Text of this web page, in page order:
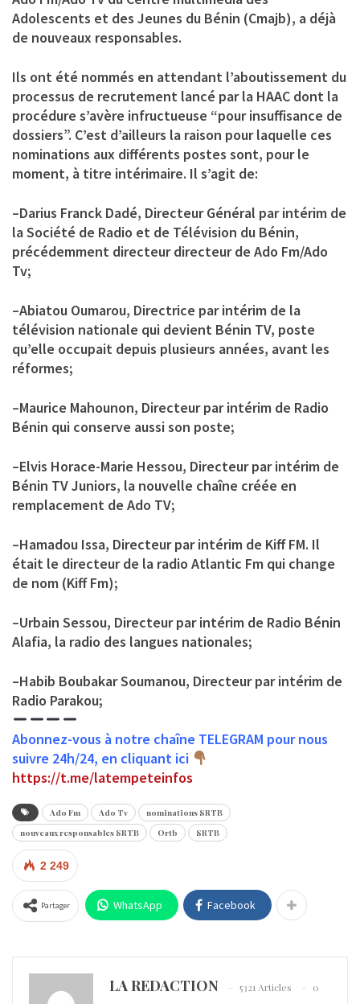
Adolescents et des Jeunes du Bénin (Cmajb), a déjà
de nouveaux responsables.
Ils ont été nommés en attendant l’aboutissement du
processus de recrutement lancé par la HAAC dont la
procédure s’avère infructueuse “pour insuffisance de
dossiers”. C’est d’ailleurs la raison pour laquelle ces
nominations aux différents postes sont, pour le
moment, à titre intérimaire. Il s’agit de:
–Darius Franck Dadé, Directeur Général par intérim de
la Société de Radio et de Télévision du Bénin,
précédemment directeur directeur de Ado Fm/Ado
Tv;
–Abiatou Oumarou, Directrice par intérim de la
télévision nationale qui devient Bénin TV, poste
qu’elle occupait depuis plusieurs années, avant les
réformes;
–Maurice Mahounon, Directeur par intérim de Radio
Bénin qui conserve aussi son poste;
–Elvis Horace-Marie Hessou, Directeur par intérim de
Bénin TV Juniors, la nouvelle chaîne créée en
remplacement de Ado TV;
–Hamadou Issa, Directeur par intérim de Kiff FM. Il
était le directeur de la radio Atlantic Fm qui change
de nom (Kiff Fm);
–Urbain Sessou, Directeur par intérim de Radio Bénin
Alafia, la radio des langues nationales;
–Habib Boubakar Soumanou, Directeur par intérim de
Radio Parakou;
Abonnez-vous à notre chaîne TELEGRAM pour nous
suivre 24h/24, en cliquant ici
https://t.me/latempeteinfos
Ado Fm Ado Tv
nominations SRTB
nouveaux responsables SRTB
Ortb SRTB
2 249
Partager WhatsApp Facebook
LA REDACTION 5321 Articles
0